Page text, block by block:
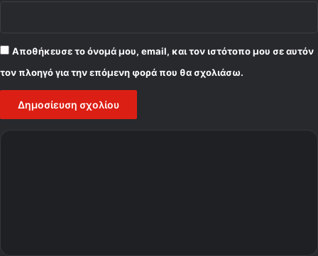
Αποθήκευσε το όνομά μου, email, και τον ιστότοπο μου σε αυτόν
τον πλοηγό για την επόμενη φορά που θα σχολιάσω.